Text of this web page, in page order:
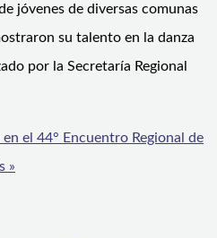
jóvenes de diversas comunas
su talento en la danza
por la Secretaría Regional
el 44° Encuentro Regional de
»